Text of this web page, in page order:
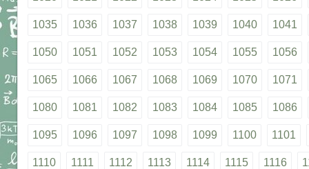
1035 1036 1037 1038 1039 1040 1041
1050 1051 1052 1053 1054 1055 1056
1065 1066 1067 1068 1069 1070 1071
1080 1081 1082 1083 1084 1085 1086
1095 1096 1097 1098 1099 1100 1101
1110 1111 1112 1113 1114 1115 1116